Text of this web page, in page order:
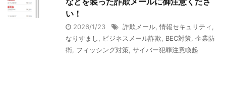
い！
2026/1/23 詐欺メール 情報セキュリティ
なりすまし
ビジネスメール詐欺 BEC対策 企業防
衛 フィッシング対策 サイバー犯罪注意喚起